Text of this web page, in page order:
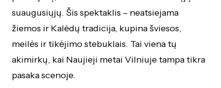
suaugusiųjų. Šis spektaklis – neatsiejama
žiemos ir Kalėdų tradicija, kupina šviesos,
meilės ir tikėjimo stebuklais. Tai viena tų
akimirkų, kai Naujieji metai Vilniuje tampa tikra
pasaka scenoje.